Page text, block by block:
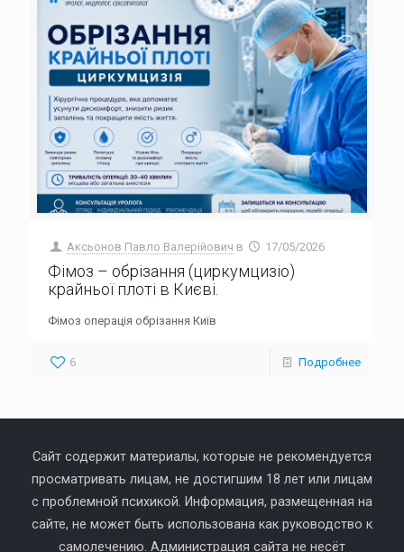
Аксьонов Павло Валерійович в 17/05/2026
Фімоз – обрізання (циркумцизіо)
крайньої плоті в Києві.
Фімоз операція обрізання Київ
6 Подробнее
Сайт содержит материалы, которые не рекомендуется
просматривать лицам, не достигшим 18 лет или лицам
с проблемной психикой. Информация, размещенная на
сайте, не может быть использована как руководство к
самолечению. Администрация сайта не несёт